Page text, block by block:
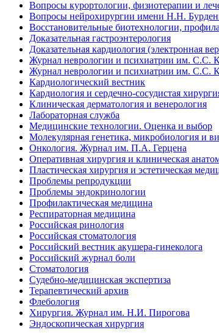
Вопросы курортологии, физиотерапии и
Вопросы нейрохирургии имени Н.Н.
Восстановительные биотехнологии,
Доказательная гастроэнтерология
Доказательная кардиология (электронная
Журнал неврологии и психиатрии им. С.С.
Журнал неврологии и психиатрии им. С.С.
Кардиологический вестник
Кардиология и сердечно-сосудистая
Клиническая дерматология и венерология
Лабораторная служба
Медицинские технологии. Оценка и выбор
Молекулярная генетика, микробиология и
Онкология. Журнал им. П.А. Герцена
Оперативная хирургия и клиническая
Пластическая хирургия и эстетическая
Проблемы репродукции
Проблемы эндокринологии
Профилактическая медицина
Респираторная медицина
Российская ринология
Российская стоматология
Российский вестник акушера-гинеколога
Российский журнал боли
Стоматология
Судебно-медицинская экспертиза
Терапевтический архив
Флебология
Хирургия. Журнал им. Н.И. Пирогова
Эндоскопическая хирургия